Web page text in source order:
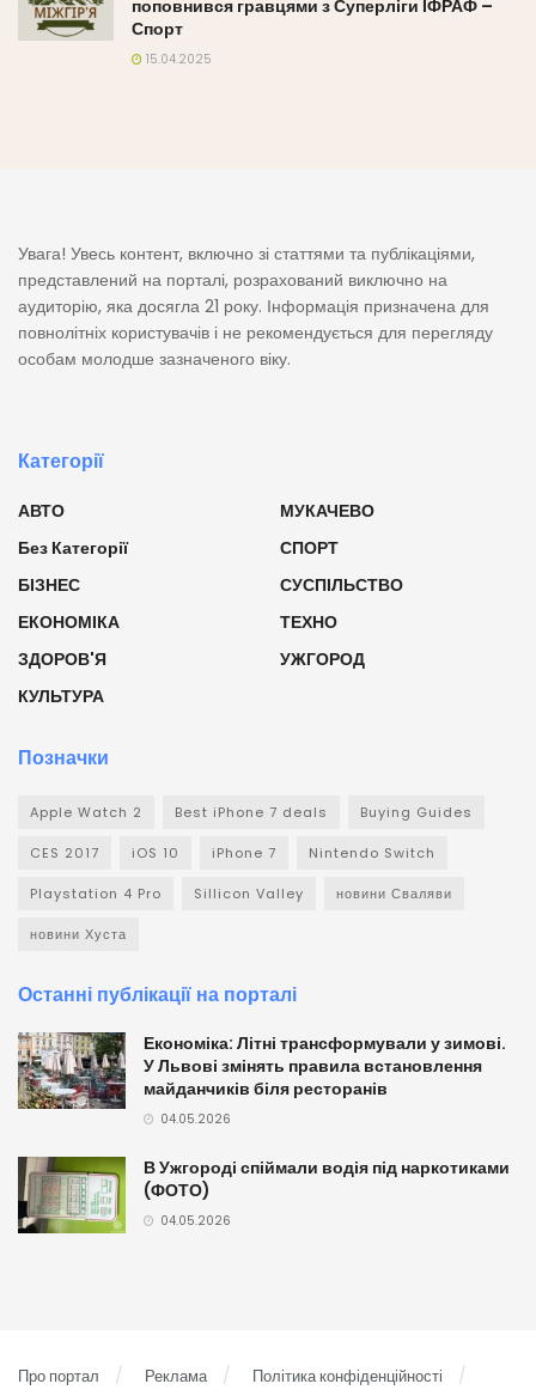
поповнився гравцями з Суперліги ІФРАФ –
Спорт
15.04.2025
Увага! Увесь контент, включно зі статтями та публікаціями,
представлений на порталі, розрахований виключно на
аудиторію, яка досягла 21 року. Інформація призначена для
повнолітніх користувачів і не рекомендується для перегляду
особам молодше зазначеного віку.
Категорії
АВТО
Без Категорії
БІЗНЕС
ЕКОНОМІКА
ЗДОРОВ'Я
КУЛЬТУРА
МУКАЧЕВО
СПОРТ
СУСПІЛЬСТВО
ТЕХНО
УЖГОРОД
Позначки
Apple Watch 2 Best iPhone 7 deals Buying Guides
CES 2017 iOS 10 iPhone 7 Nintendo Switch
Playstation 4 Pro Sillicon Valley новини Сваляви
новини Хуста
Останні публікації на порталі
Економіка: Літні трансформували у зимові.
У Львові змінять правила встановлення
майданчиків біля ресторанів
04.05.2026
В Ужгороді спіймали водія під наркотиками
(ФОТО)
04.05.2026
Про портал Реклама
Політика конфіденційності